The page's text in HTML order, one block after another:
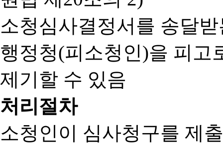
소청심사결정서를 송달
행정청(피소청인)을 피고
제기할 수 있음
처리절차
소청인이 심사청구를 제